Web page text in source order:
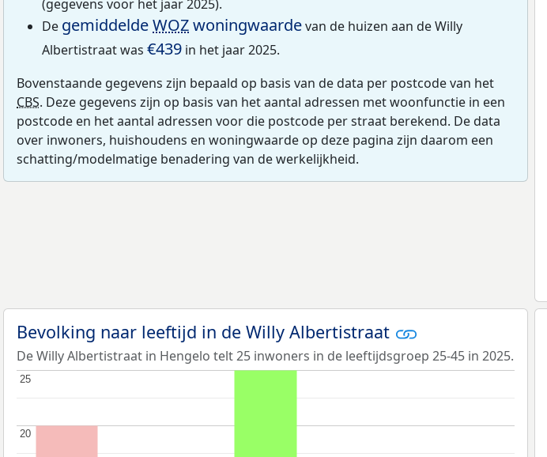
(gegevens voor het jaar 2025).
De gemiddeldeWOZwoningwaardevan de huizen aan de Willy
Albertistraat was €439 in het jaar 2025.
Bovenstaande gegevens zijn bepaald op basis van de data per postcode van het
CBS. Deze gegevens zijn op basis van het aantal adressen met woonfunctie in een
postcode en het aantal adressen voor die postcode per straat berekend. De data
over inwoners, huishoudens en woningwaarde op deze pagina zijn daarom een
schatting/modelmatige benadering van de werkelijkheid.
Bevolking naar leeftijd in de Willy Albertistraat
De Willy Albertistraat in Hengelo telt 25 inwoners in de leeftijdsgroep 25-45 in 2025.
20
20
25
25